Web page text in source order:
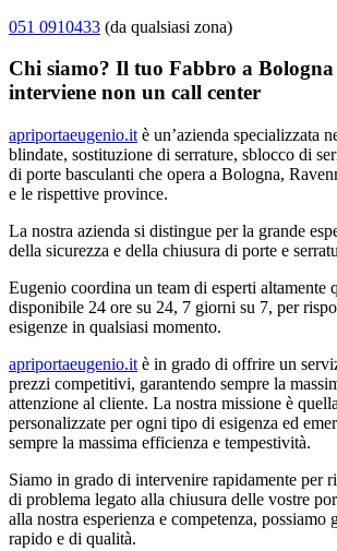
051 0910433 (da qualsiasi zona)
Chi siamo? Il tuo Fabbro a Bologna
interviene non un call center
apriportaeugenio.it è un’azienda specializzata
blindate, sostituzione di serrature, sblocco di
di porte basculanti che opera a Bologna,
e le rispettive province.
La nostra azienda si distingue per la grande
della sicurezza e della chiusura di porte e
Eugenio coordina un team di esperti altamente
disponibile 24 ore su 24, 7 giorni su 7, per
esigenze in qualsiasi momento.
apriportaeugenio.it è in grado di offrire un
prezzi competitivi, garantendo sempre la
attenzione al cliente. La nostra missione è
personalizzate per ogni tipo di esigenza ed
sempre la massima efficienza e tempestività.
Siamo in grado di intervenire rapidamente per
di problema legato alla chiusura delle vostre
alla nostra esperienza e competenza, possiamo
rapido e di qualità.